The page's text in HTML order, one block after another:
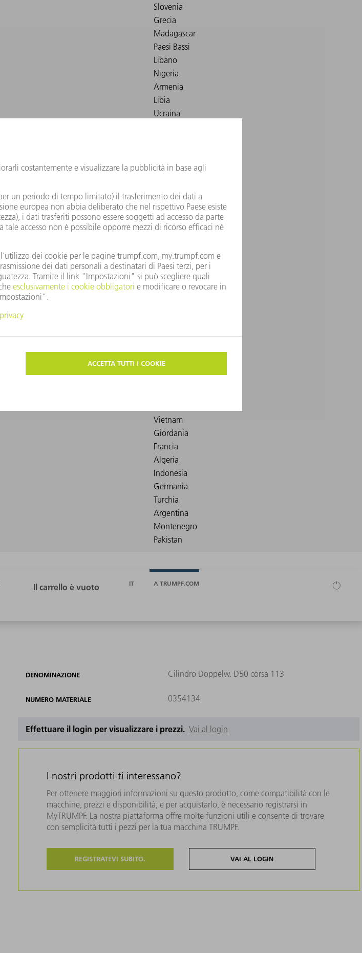
IT A TRUMPF.COM
DENOMINAZIONE Cilindro Doppelw. D50 corsa 113
NUMERO MATERIALE 0354134
Effettuare il login per visualizzare i prezzi. Vai al login
I nostri prodotti ti interessano?
Per ottenere maggiori informazioni su questo prodotto, come compatibilità con le
macchine, prezzi e disponibilità, e per acquistarlo, è necessario registrarsi in
MyTRUMPF. La nostra piattaforma offre molte funzioni utili e consente di trovare
con semplicità tutti i pezzi per la tua macchina TRUMPF.
REGISTRATEVI SUBITO. VAI AL LOGIN